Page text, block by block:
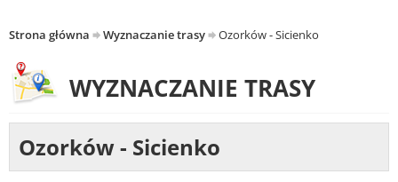
Strona główna Wyznaczanie trasy Ozorków - Sicienko
WYZNACZANIE TRASY
Ozorków - Sicienko